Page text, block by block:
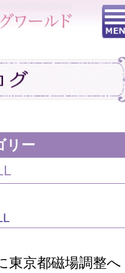
リー
東京都磁場調整へ